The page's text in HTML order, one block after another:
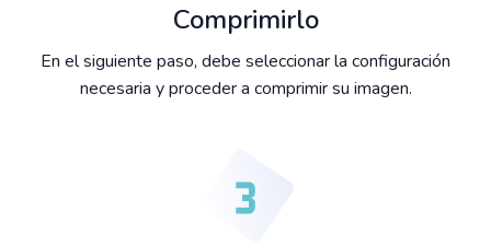
Comprimirlo
En el siguiente paso, debe seleccionar la configuración
necesaria y proceder a comprimir su imagen.